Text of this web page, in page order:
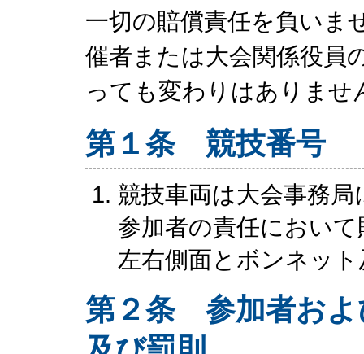
一切の賠償責任を負いま
催者または大会関係役員
っても変わりはありませ
第１条 競技番号
競技車両は大会事務
参加者の責任におい
左右側面とボンネッ
第２条 参加者およ